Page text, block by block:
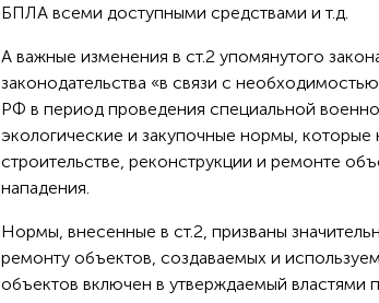
БПЛА всеми доступными средствами и т.д.
А важные изменения в ст.2 упомянутого
законодательства «в связи с
РФ в период проведения специальной
экологические и закупочные нормы, которые
строительстве, реконструкции и ремонте
нападения.
Нормы, внесенные в ст.2, призваны
ремонту объектов, создаваемых и
объектов включен в утверждаемый